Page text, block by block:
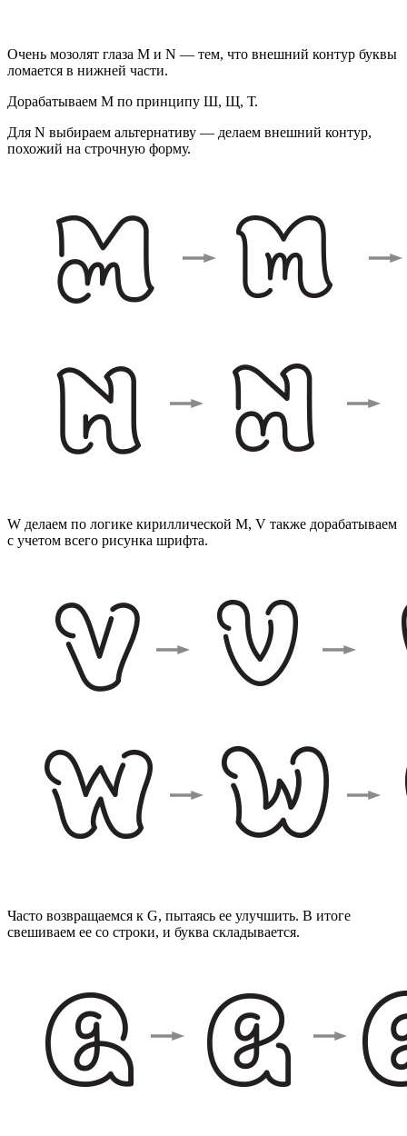
Очень мозолят глаза M и N — тем, что внешний контур буквы
ломается в нижней части.
Дорабатываем M по принципу Ш, Щ, Т.
Для N выбираем альтернативу — делаем внешний контур,
похожий на строчную форму.
W делаем по логике кириллической M, V также дорабатываем
с учетом всего рисунка шрифта.
Часто возвращаемся к G, пытаясь ее улучшить. В итоге
свешиваем ее со строки, и буква складывается.